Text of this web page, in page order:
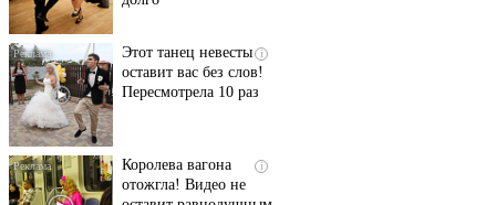
Пересмотрела 10 раз
оставит равнодушным